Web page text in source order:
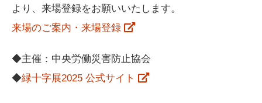
より、来場登録をお願いいたします。
来場のご案内・来場登録
◆主催：中央労働災害防止協会
◆緑十字展2025 公式サイト